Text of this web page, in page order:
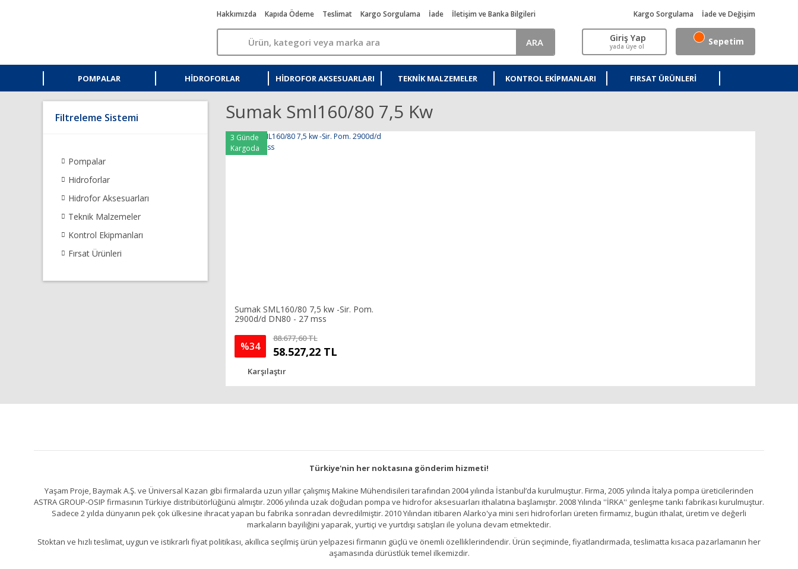
Hakkımızda Kapıda Ödeme Teslimat Kargo Sorgulama İade İletişim ve Banka Bilgileri
ARA
Kargo Sorgulama İade ve Değişim
Giriş Yap
yada üye ol Sepetim
POMPALAR HIDROFORLAR HIDROFOR AKSESUARLARI TEKNIK MALZEMELER KONTROL EKIPMANLARI FIRSAT ÜRÜNLERI
Filtreleme Sistemi
Pompalar
Hidroforlar
Hidrofor Aksesuarları
Teknik Malzemeler
Kontrol Ekipmanları
Fırsat Ürünleri
Sumak Sml160/80 7,5 Kw
3 Günde
Kargoda
Sumak SML160/80 7,5 kw -Sir. Pom.
2900d/d DN80 - 27 mss
%34
88.677,60 TL
58.527,22 TL
Karşılaştır
Türkiye'nin her noktasına gönderim hizmeti!
Yaşam Proje, Baymak A.Ş. ve Üniversal Kazan gibi firmalarda uzun yıllar çalışmış Makine Mühendisileri tarafından 2004 yılında İstanbul’da kurulmuştur. Firma, 2005 yılında İtalya pompa üreticilerinden
ASTRA GROUP-OSIP firmasının Türkiye distribütörlüğünü almıştır. 2006 yılında uzak doğudan pompa ve hidrofor aksesuarları ithalatına başlamıştır. 2008 Yılında ''İRKA'' genleşme tankı fabrikası kurulmuştur.
Sadece 2 yılda dünyanın pek çok ülkesine ihracat yapan bu fabrika sonradan devredilmiştir. 2010 Yılından itibaren Alarko'ya mini seri hidroforları üreten firmamız, bugün ithalat, üretim ve değerli
markaların bayiliğini yaparak, yurtiçi ve yurtdışı satışları ile yoluna devam etmektedir.
Stoktan ve hızlı teslimat, uygun ve istikrarlı fiyat politikası, akıllıca seçilmiş ürün yelpazesi firmanın güçlü ve önemli özelliklerindendir. Ürün seçiminde, fiyatlandırmada, teslimatta kısaca pazarlamanın her
aşamasında dürüstlük temel ilkemizdir.